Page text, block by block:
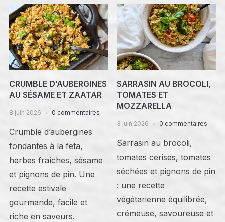
CRUMBLE D’AUBERGINES
AU SÉSAME ET ZAATAR
8 juin 2026 0 commentaires
Crumble d’aubergines
fondantes à la feta,
herbes fraîches, sésame
et pignons de pin. Une
recette estivale
gourmande, facile et
riche en saveurs.
SARRASIN AU BROCOLI,
TOMATES ET
MOZZARELLA
3 juin 2026 0 commentaires
Sarrasin au brocoli,
tomates cerises, tomates
séchées et pignons de pin
: une recette
végétarienne équilibrée,
crémeuse, savoureuse et